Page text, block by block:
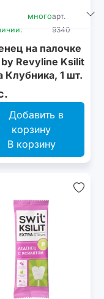
многоарт.
9340
на палочке
Revyline Ksilit
Клубника, 1 шт.
В корзину